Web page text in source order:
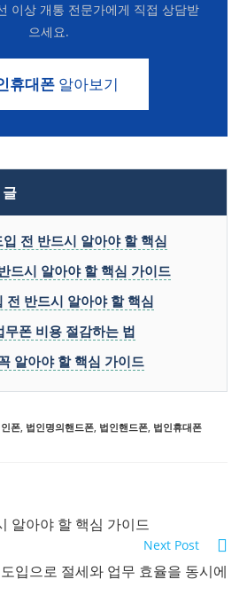
이상 개통 전문가에게 직접 상담받
으세요.
휴대폰알아보기
전 반드시 알아야 할 핵심
드시 알아야 할 핵심 가이드
전 반드시 알아야 할 핵심
무폰 비용 절감하는 법
알아야 할 핵심 가이드
폰, 법인명의핸드폰, 법인핸드폰, 법인휴대폰
알아야 할 핵심 가이드
Next Post
입으로 절세와 업무 효율을 동시에